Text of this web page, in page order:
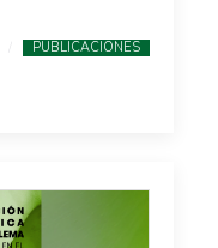
PUBLICACIONES